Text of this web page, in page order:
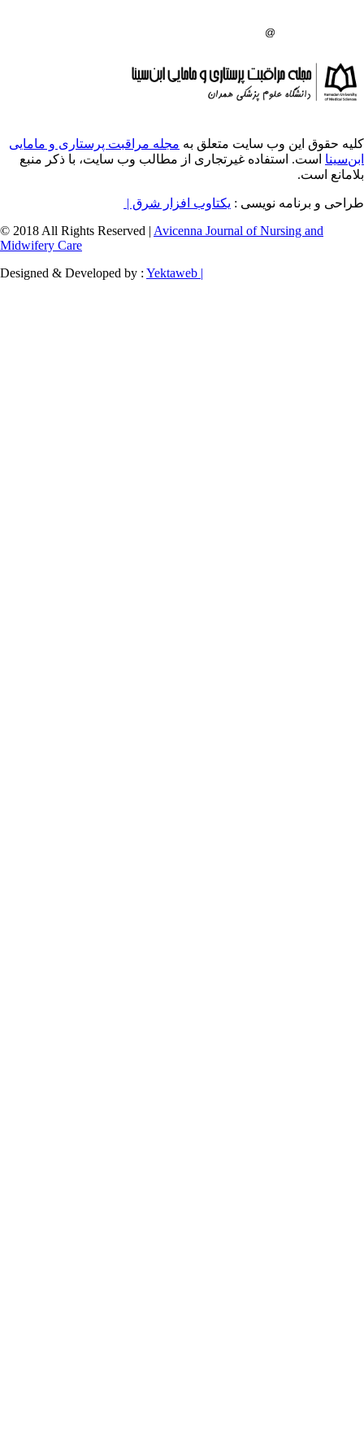
متعلق به مجله مراقبت پرستاری و مامایی
غیرتجاری از مطالب وب سایت، با ذکر منبع
:یکتاوب افزار شرق |
© 2018 All Rights Reserved |Avicenna Journal
Designed & Developed by :